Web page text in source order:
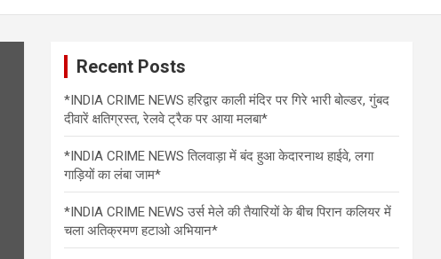
Recent Posts
*INDIA CRIME NEWS हरिद्वार काली मंदिर पर गिरे भारी बोल्डर, गुंबद
दीवारें क्षतिग्रस्त, रेलवे ट्रैक पर आया मलबा*
*INDIA CRIME NEWS तिलवाड़ा में बंद हुआ केदारनाथ हाईवे, लगा
गाड़ियों का लंबा जाम*
*INDIA CRIME NEWS उर्स मेले की तैयारियों के बीच पिरान कलियर में
चला अतिक्रमण हटाओ अभियान*